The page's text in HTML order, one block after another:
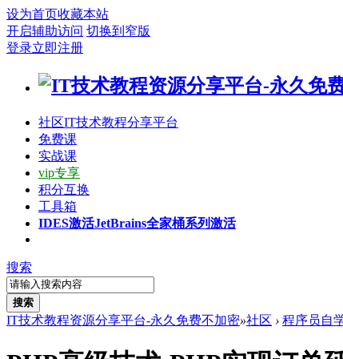
设为首页收藏本站
开启辅助访问 切换到窄版
登录立即注册
社区IT技术教程分享平台
免费课
实战课
vip专享
积分互换
工具箱
IDES激活JetBrains全家桶系列激活
搜索
搜索
IT技术教程资源分享平台-永久免费不加密»社区 › 程序员自